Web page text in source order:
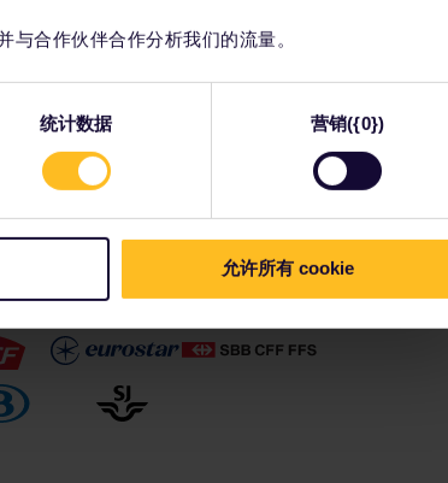
合作伙伴合作分析我们的流量。
统计数据 营销({0})
允许所有 cookie
阅读预订相关信息
括